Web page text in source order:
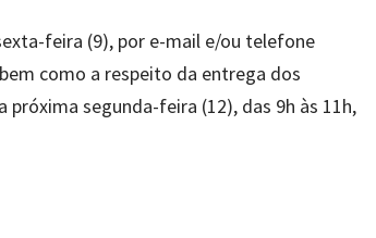
feira (9), por e-mail e/ou telefone
como a respeito da entrega dos
segunda-feira (12), das 9h às 11h,